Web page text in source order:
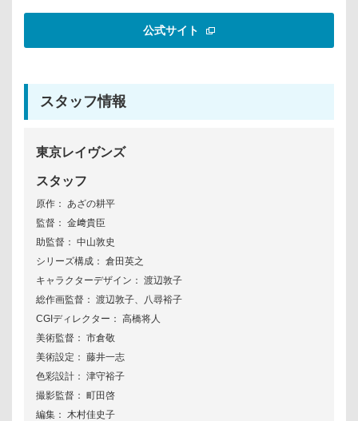
公式サイト
スタッフ情報
東京レイヴンズ
スタッフ
原作： あざの耕平
監督： 金﨑貴臣
助監督： 中山敦史
シリーズ構成： 倉田英之
キャラクターデザイン： 渡辺敦子
総作画監督： 渡辺敦子、八尋裕子
CGIディレクター： 高橋将人
美術監督： 市倉敬
美術設定： 藤井一志
色彩設計： 津守裕子
撮影監督： 町田啓
編集： 木村佳史子